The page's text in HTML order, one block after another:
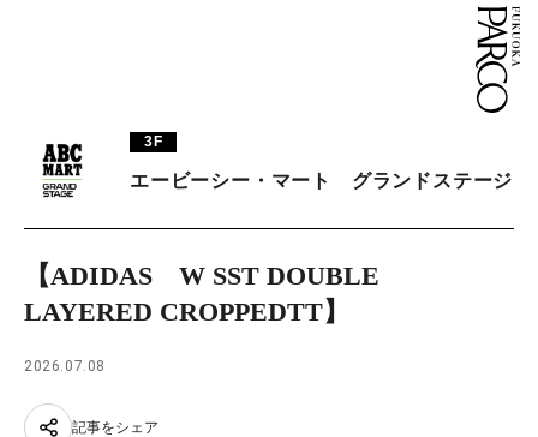
3F
エービーシー・マート グランドステージ
【ADIDAS W SST DOUBLE
LAYERED CROPPEDTT】
2026.07.08
記事をシェア